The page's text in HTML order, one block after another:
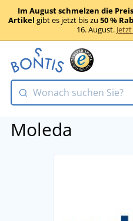
Im August schmelzen die
Artikel gibt es jetzt bis zu 50 %
16. August.
Moleda